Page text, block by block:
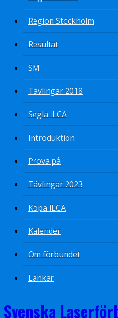
Region Stockholm
Resultat
SM
Tävlingar 2018
Segla ILCA
Introduktion
Prova på
Tävlingar 2023
Köpa ILCA
Kalender
Om förbundet
Länkar
Svenska